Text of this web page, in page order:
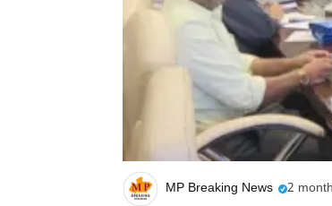
MP Breaking News 2